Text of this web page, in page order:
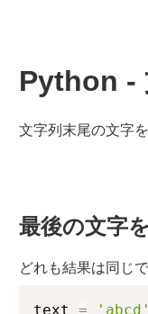
Python -
文字列末尾の文字
最後の文字
どれも結果は同じで
text = 'abcd'